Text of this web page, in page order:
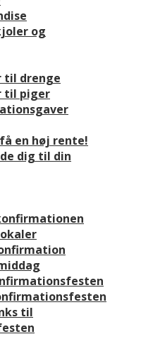
og
til drenge
til piger
en høj rente!
dig til din
til